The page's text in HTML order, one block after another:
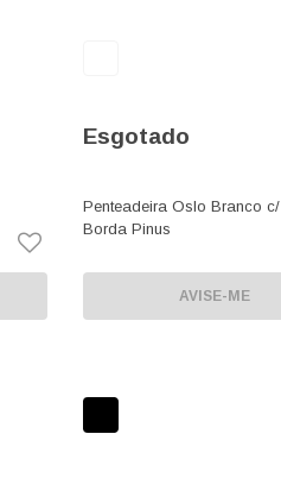
Esgotado
Penteadeira Oslo Branco c/
Borda Pinus
AVISE-ME